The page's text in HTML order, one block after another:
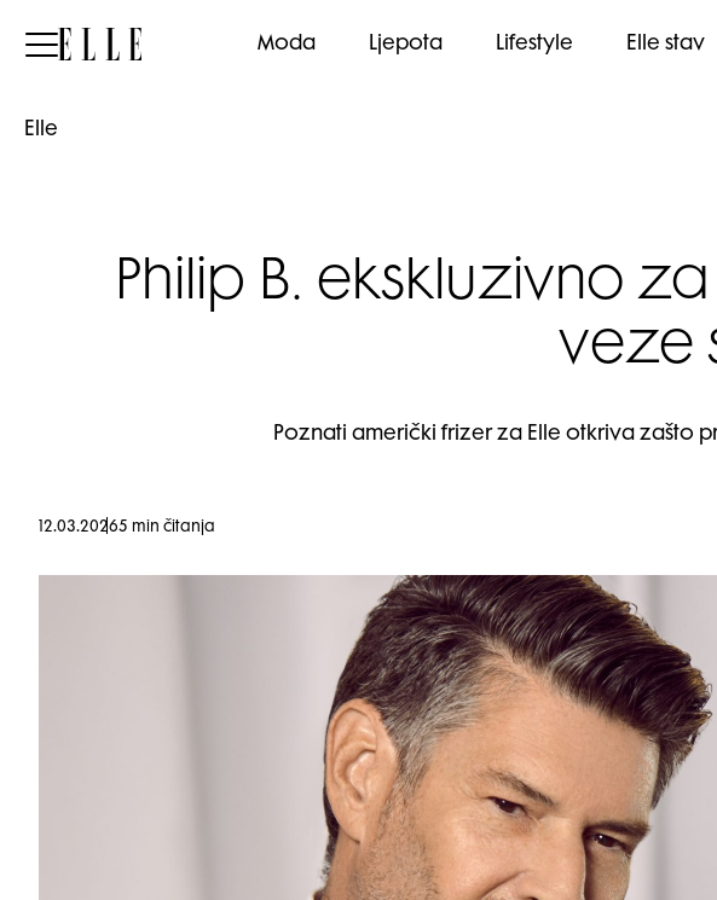
Elle Moda Ljepota Lifestyle Elle stav
Elle
Philip B. ekskluzivno
veze
Poznati američki frizer za Elle otkriva zašto
12.03.20265 min čitanja